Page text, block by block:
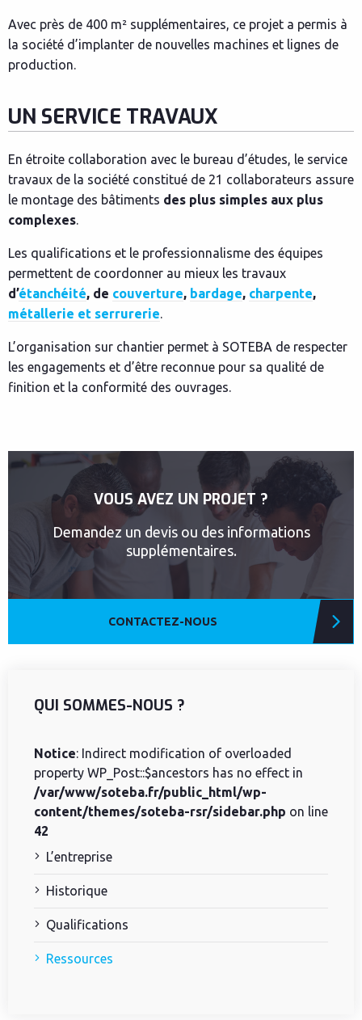
Avec près de 400 m² supplémentaires, ce projet a permis à
la société d’implanter de nouvelles machines et lignes de
production.
UN SERVICE TRAVAUX
En étroite collaboration avec le bureau d’études, le service
travaux de la société constitué de 21 collaborateurs assure
le montage des bâtiments des plus simples aux plus
complexes.
Les qualifications et le professionnalisme des équipes
permettent de coordonner au mieux les travaux
d’étanchéité, de couverture, bardage, charpente,
métallerie et serrurerie.
L’organisation sur chantier permet à SOTEBA de respecter
les engagements et d’être reconnue pour sa qualité de
finition et la conformité des ouvrages.
VOUS AVEZ UN PROJET ?
Demandez un devis ou des informations
supplémentaires.
CONTACTEZ-NOUS
QUI SOMMES-NOUS ?
Notice: Indirect modification of overloaded
property WP_Post::$ancestors has no effect in
/var/www/soteba.fr/public_html/wp-
content/themes/soteba-rsr/sidebar.php on line
42
L’entreprise
Historique
Qualifications
Ressources